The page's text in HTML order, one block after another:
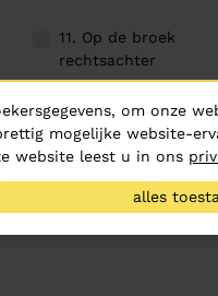
11. Op de broek
rechtsachter
0 stuks toevoegen
Geheel vrijblijvend
om onze
mogelijke website-
website leest u in ons
alles